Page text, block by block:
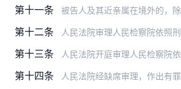
第十一条 被告人及其近亲属在境外的，除依法不公开开庭审理的以外，人民法院确定开
第十二条 人民法院审理人民检察院依照刑事诉讼法第二百九十一条第一款的规定提起公诉的案件，被告人的近亲属参加诉
第十三条 人民法院开庭审理人民检察院依照刑事诉讼法第二百九十一条第一款
第十四条 人民法院经缺席审理，作出有罪判决的，应当达到事实